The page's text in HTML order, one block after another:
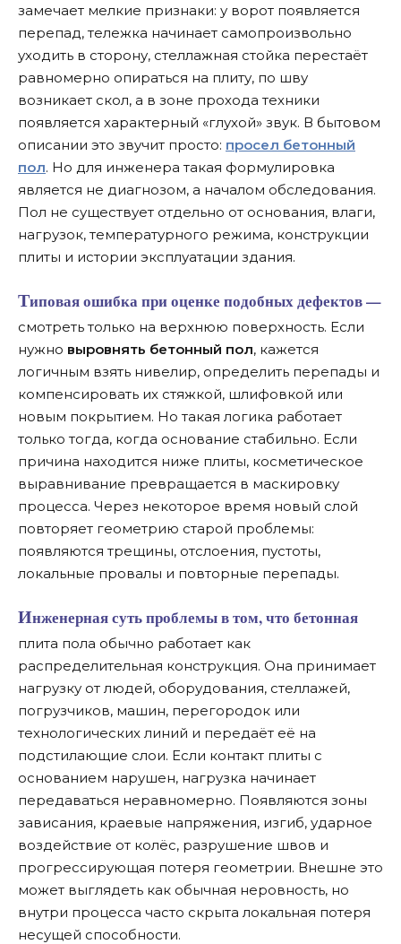
замечает мелкие признаки: у ворот появляется
перепад, тележка начинает самопроизвольно
уходить в сторону, стеллажная стойка перестаёт
равномерно опираться на плиту, по шву
возникает скол, а в зоне прохода техники
появляется характерный «глухой» звук. В бытовом
описании это звучит просто: просел бетонный
пол. Но для инженера такая формулировка
является не диагнозом, а началом обследования.
Пол не существует отдельно от основания, влаги,
нагрузок, температурного режима, конструкции
плиты и истории эксплуатации здания.
Типовая ошибка при оценке подобных дефектов —
смотреть только на верхнюю поверхность. Если
нужно выровнять бетонный пол, кажется
логичным взять нивелир, определить перепады и
компенсировать их стяжкой, шлифовкой или
новым покрытием. Но такая логика работает
только тогда, когда основание стабильно. Если
причина находится ниже плиты, косметическое
выравнивание превращается в маскировку
процесса. Через некоторое время новый слой
повторяет геометрию старой проблемы:
появляются трещины, отслоения, пустоты,
локальные провалы и повторные перепады.
Инженерная суть проблемы в том, что бетонная
плита пола обычно работает как
распределительная конструкция. Она принимает
нагрузку от людей, оборудования, стеллажей,
погрузчиков, машин, перегородок или
технологических линий и передаёт её на
подстилающие слои. Если контакт плиты с
основанием нарушен, нагрузка начинает
передаваться неравномерно. Появляются зоны
зависания, краевые напряжения, изгиб, ударное
воздействие от колёс, разрушение швов и
прогрессирующая потеря геометрии. Внешне это
может выглядеть как обычная неровность, но
внутри процесса часто скрыта локальная потеря
несущей способности.